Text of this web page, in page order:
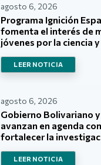
agosto 6, 2026
Programa Ignición
fomenta el interés de
jóvenes por la ciencia
LEER NOTICIA
agosto 6, 2026
Gobierno Bolivariano y
avanzan en agenda
fortalecer la
LEER NOTICIA